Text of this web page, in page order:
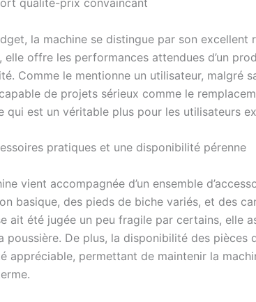
qualité-prix convaincant
la machine se distingue par son
elle offre les performances attendues d’un
Comme le mentionne un utilisateur, malgré
de projets sérieux comme le
qui est un véritable plus pour les utilisateurs
pratiques et une disponibilité pérenne
vient accompagnée d’un ensemble
basique, des pieds de biche variés, et des
ait été jugée un peu fragile par certains, elle
poussière. De plus, la disponibilité des pièces
appréciable, permettant de maintenir la